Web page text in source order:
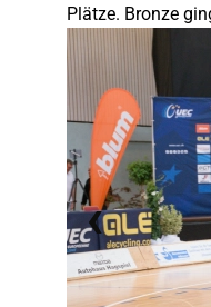
Plätze. Bronze